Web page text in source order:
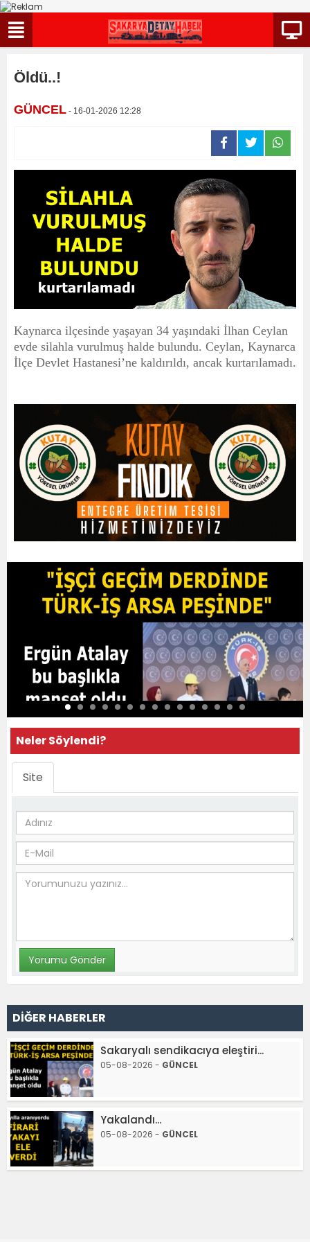
Öldü..!
GÜNCEL - 16-01-2026 12:28
Kaynarca ilçesinde yaşayan 34 yaşındaki İlhan Ceylan
evde silahla vurulmuş halde bulundu. Ceylan, Kaynarca
İlçe Devlet Hastanesi’ne kaldırıldı, ancak kurtarılamadı.
Neler Söylendi?
Site
DİĞER HABERLER
Sakaryalı sendikacıya eleştiri...
05-08-2026 - GÜNCEL
Yakalandı...
05-08-2026 - GÜNCEL